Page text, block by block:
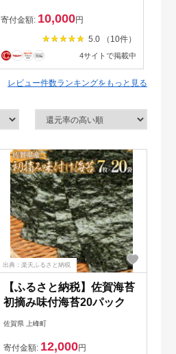
切り トッピング アレンジ
お蕎麦 海鮮丼 ご飯 かね岩
海苔 送料無料 高知市【株
式会社かね岩海苔】
[ATAN066]
寄付金額: 10,000円
5.0 （10件）
4サイトで掲載中
レビュー件数ランキングをもっと見る
出典：楽天ふるさと納税
【ふるさと納税】佐賀海苔
初摘み味付海苔20パック
佐賀県 上峰町
寄付金額: 12,000円